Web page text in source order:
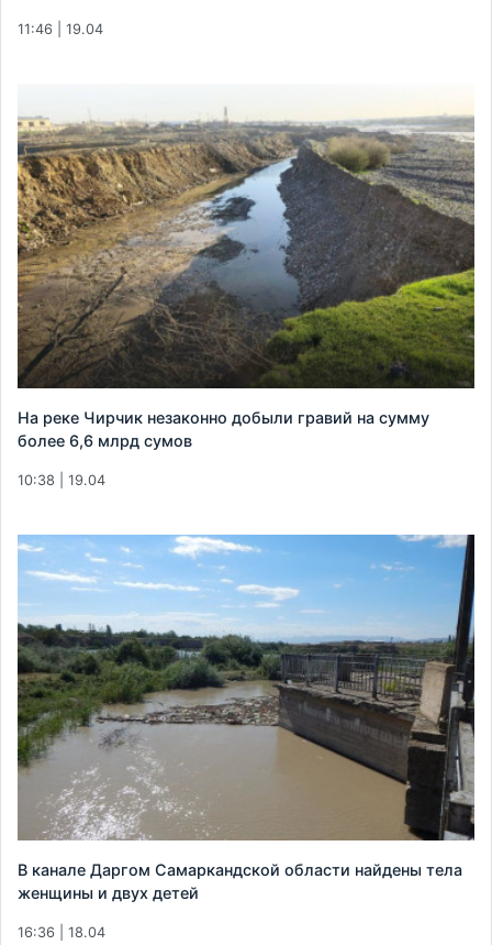
11:46 | 19.04
На реке Чирчик незаконно добыли гравий на сумму
более 6,6 млрд сумов
10:38 | 19.04
В канале Даргом Самаркандской области найдены тела
женщины и двух детей
16:36 | 18.04